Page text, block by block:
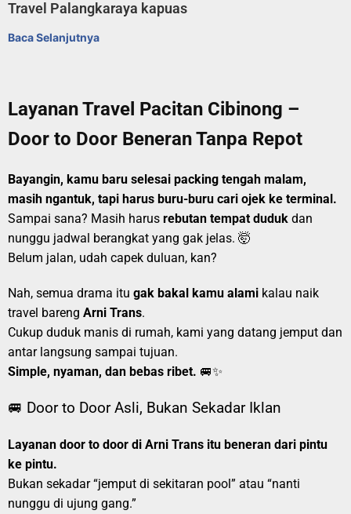
Travel Palangkaraya kapuas
Baca Selanjutnya
Layanan Travel Pacitan Cibinong –
Door to Door Beneran Tanpa Repot
Bayangin, kamu baru selesai packing tengah malam,
masih ngantuk, tapi harus buru-buru cari ojek ke terminal.
Sampai sana? Masih harus rebutan tempat duduk dan
nunggu jadwal berangkat yang gak jelas. 🤯
Belum jalan, udah capek duluan, kan?
Nah, semua drama itu gak bakal kamu alami kalau naik
travel bareng Arni Trans.
Cukup duduk manis di rumah, kami yang datang jemput dan
antar langsung sampai tujuan.
Simple, nyaman, dan bebas ribet. 🚐✨
🚐 Door to Door Asli, Bukan Sekadar Iklan
Layanan door to door di Arni Trans itu beneran dari pintu
ke pintu.
Bukan sekadar “jemput di sekitaran pool” atau “nanti
nunggu di ujung gang.”